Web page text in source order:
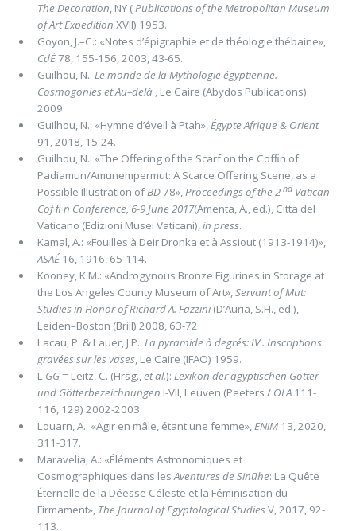
The Decoration, NY (Publications of the Metropolitan Museum
of Art Expedition XVII) 1953.
Goyon, J.–C.: «Notes d’épigraphie et de théologie thébaine»,
CdÉ78, 155-156, 2003, 43-65.
Guilhou, N.: Le monde de la Mythologie égyptienne.
Cosmogonies et Au–delà , Le Caire (Abydos Publications)
2009.
Guilhou, N.: «Hymne d’éveil à Ptah»,Égypte Afrique & Orient
91, 2018, 15-24.
Guilhou, N.: «The Offering of the Scarf on the Cofﬁn of
Padiamun/Amunempermut: A Scarce Offering Scene, as a
Possi­ble Illustration ofBD78»,Proceedings of the 2 ndVatican
Cof ﬁ n Conference, 6-9 June 2017(Amenta, A., ed.), Citta del
Vaticano (Edi­zioni Musei Vaticani),in press.
Kamal, A.: «Fouilles à Deir Dronka et à Assiout (1913-1914)»,
ASAÉ16, 1916, 65-114.
Kooney, K.M.: «Androgynous Bronze Figurines in Storage at
the Los Angeles County Museum of Art»,Servant of Mut:
Studies in Honor of Richard A. Fazzini(D’Auria, S.H., ed.),
Leiden–Boston (Brill) 2008, 63-72.
Lacau, P. & Lauer, J.P.: La pyramide à degrés: IV . Inscriptions
gravées sur les vases, Le Caire (IFAO) 1959.
L GG= Leitz, C. (Hrsg.,et al.): Lexikon der ägyptischen Götter
und Götterbezeichnungen I-VII, Leuven (Peeters / OLA111-
116, 129) 2002-2003.
Louarn, A.: «Agir en mâle, étant une femme»,ENiM13, 2020,
311-317.
Maravelia, A.: «Éléments Astronomiques et
Cosmographiques dans lesAventures de Si­nūhe: La Quête
Éternelle de la Dé­esse Céleste et la Fémini­sation du
Firmament», The Jour­nal of Egyptological StudiesV, 2017, 92-
113.